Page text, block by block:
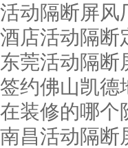
活动隔断屏风
酒店活动隔断
东莞活动隔断
签约佛山凯德
在装修的哪个
南昌活动隔断